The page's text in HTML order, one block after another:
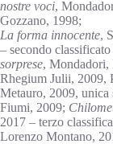
nostre voci,
Gozzano, 1998;
La forma innocente,
– secondo
sorprese, Mondadori,
Rhegium Julii, 2009,
Metauro, 2009,
Fiumi, 2009;
2017 – terzo
Lorenzo Montano,